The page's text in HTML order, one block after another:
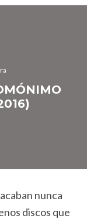
nunca
discos que